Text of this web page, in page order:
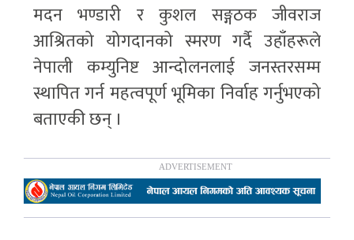
मदन भण्डारी र कुशल सङ्गठक जीवराज
आश्रितको योगदानको स्मरण गर्दै उहाँहरूले
नेपाली कम्युनिष्ट आन्दोलनलाई जनस्तरसम्म
स्थापित गर्न महत्वपूर्ण भूमिका निर्वाह गर्नुभएको
बताएकी छन् ।